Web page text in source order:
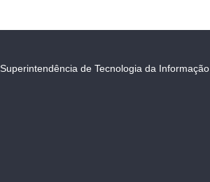
Superintendência de Tecnologia da Informação